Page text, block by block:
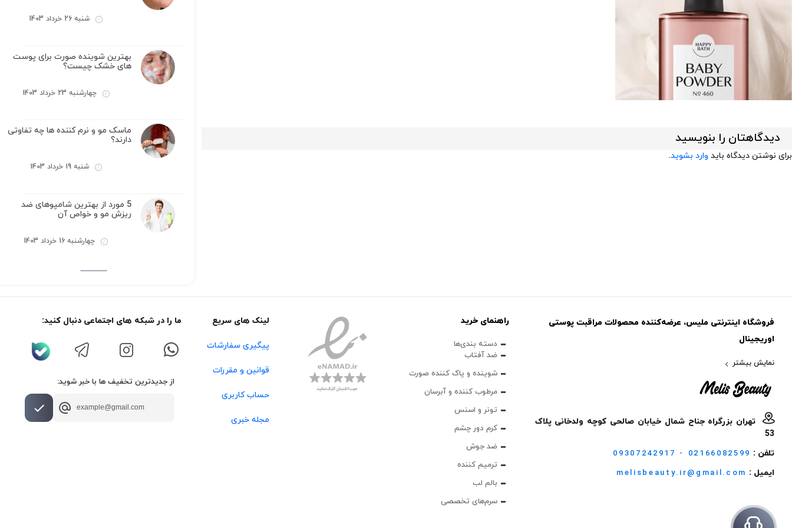
دیدگاهتان را بنویسید
برای نوشتن دیدگاه باید وارد بشوید.
شنبه 26 خرداد 1403
بهترین شوینده صورت برای پوست
های خشک چیست؟
چهارشنبه 23 خرداد 1403
ماسک مو و نرم کننده ها چه تفاوتی
دارند؟
شنبه 19 خرداد 1403
5 مورد از بهترین شامپوهای ضد
ریزش مو و خواص آن
چهارشنبه 16 خرداد 1403
فروشگاه اینترنتی ملیس، عرضه‌کننده محصولات مراقبت پوستی
اوریجینال
نمایش بیشتر
تهران بزرگراه جناح شمال خیابان صالحی کوچه ولدخانی پلاک
53
تلفن : 09307242917 - 02166082599
ایمیل : melisbeauty.ir@gmail.com
راهنمای خرید
دسته بندی‌ها
ضد آفتاب
شوینده و پاک‌ کننده صورت
مرطوب کننده و آبرسان
تونر و اسنس
کرم دور چشم
ضد جوش
ترمیم کننده
بالم لب
سرم‌های تخصصی
لینک های سریع
پیگیری سفارشات
قوانین و مقررات
حساب کاربری
مجله خبری
ما را در شبکه های اجتماعی دنبال کنید:
از جدیدترین تخفیف ها با خبر شوید: